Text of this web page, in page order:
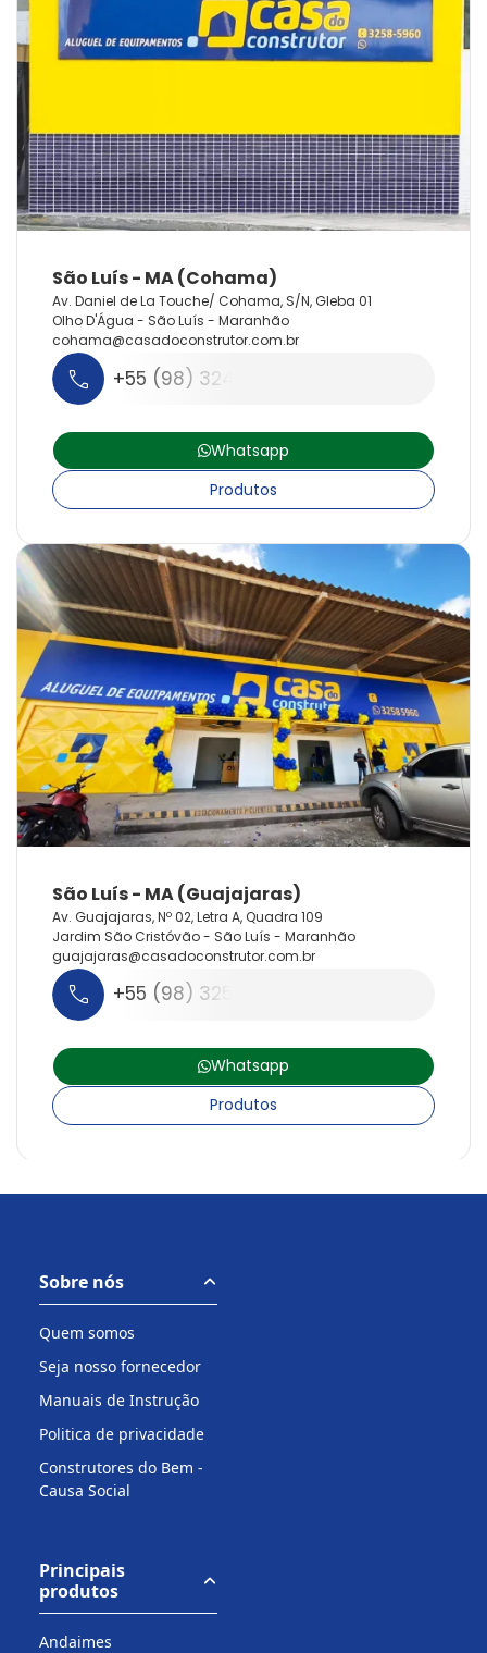
Av. Daniel de La Touche/ Cohama, S/N, Gleba 01
Olho D'Água - São Luís - Maranhão
cohama@casadoconstrutor.com.br
+55 (98) 3248-9982
Whatsapp
Produtos
Av. Guajajaras, Nº 02, Letra A, Quadra 109
Jardim São Cristóvão - São Luís - Maranhão
guajajaras@casadoconstrutor.com.br
+55 (98) 3258-5960
Whatsapp
Produtos
Sobre nós
Quem somos
Seja nosso fornecedor
Manuais de Instrução
Politica de privacidade
Construtores do Bem -
Causa Social
Principais
produtos
Andaimes